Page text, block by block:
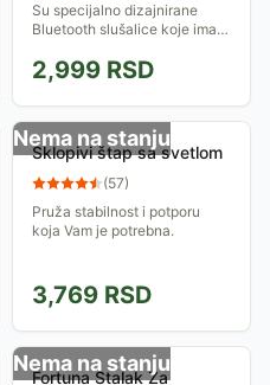
Su specijalno dizajnirane
Bluetooth slušalice koje imaju
oštrine zvuka
2,999 RSD
Nema na stanju
Sklopivi štap sa svetlom
(57)
Pruža stabilnost i potporu
koja Vam je potrebna.
3,769 RSD
Nema na stanju
Fortuna Stalak Za